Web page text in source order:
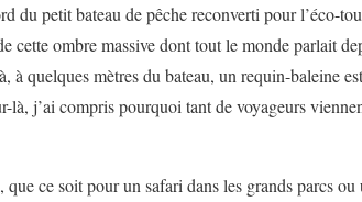
du petit bateau de pêche reconverti pour l’éco-
cette ombre massive dont tout le monde parlait
quelques mètres du bateau, un requin-baleine
là, j’ai compris pourquoi tant de voyageurs
ce soit pour un safari dans les grands parcs